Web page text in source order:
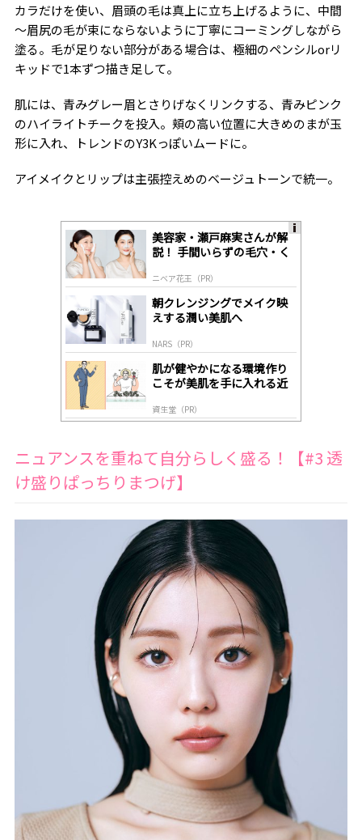
カラだけを使い、眉頭の毛は真上に立ち上げるように、中間
～眉尻の毛が束にならないように丁寧にコーミングしながら
塗る。毛が足りない部分がある場合は、極細のペンシルorリ
キッドで1本ずつ描き足して。
肌には、青みグレー眉とさりげなくリンクする、青みピンク
のハイライトチークを投入。頬の高い位置に大きめのまが玉
形に入れ、トレンドのY3Kっぽいムードに。
アイメイクとリップは主張控えめのベージュトーンで統一。
美容家・瀬戸麻実さんが解
説！ 手間いらずの毛穴・く
ニベア花王（PR）
朝クレンジングでメイク映
えする潤い美肌へ
NARS（PR）
肌が健やかになる環境作り
こそが美肌を手に入れる近
資生堂（PR）
ニュアンスを重ねて自分らしく盛る！【#3 透
け盛りぱっちりまつげ】